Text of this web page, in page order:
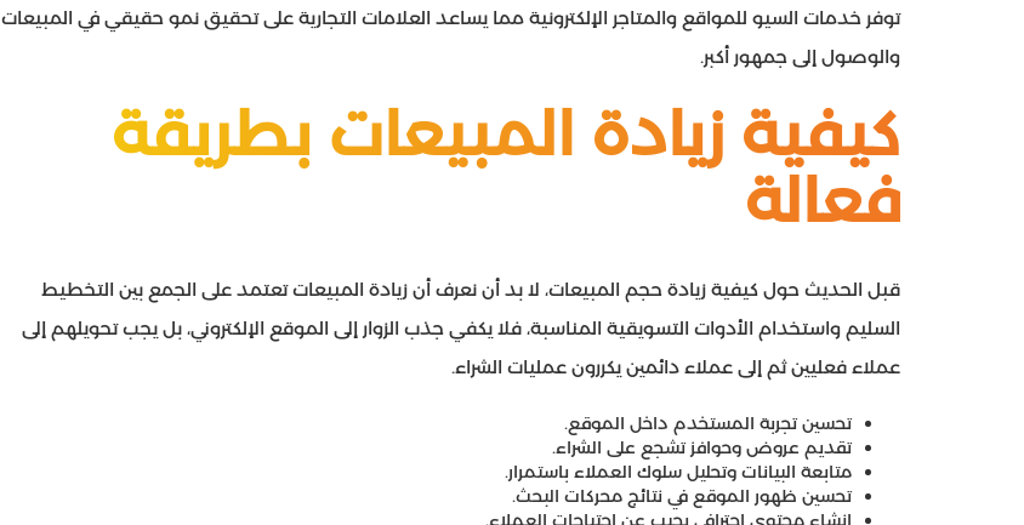
توفر خدمات السيو للمواقع والمتاجر الإلكترونية مما يساعد العلامات التجارية على تحقيق نمو حقيقي في المبيعات
والوصول إلى جمهور أكبر.
كيفية زيادة المبيعات بطريقة
فعالة
قبل الحديث حول كيفية زيادة حجم المبيعات، لا بد أن نعرف أن زيادة المبيعات تعتمد على الجمع بين التخطيط
السليم واستخدام الأدوات التسويقية المناسبة، فلا يكفي جذب الزوار إلى الموقع الإلكتروني، بل يجب تحويلهم إلى
عملاء فعليين ثم إلى عملاء دائمين يكررون عمليات الشراء.
تحسين تجربة المستخدم داخل الموقع.
تقديم عروض وحوافز تشجع على الشراء.
متابعة البيانات وتحليل سلوك العملاء باستمرار.
تحسين ظهور الموقع في نتائج محركات البحث.
إنشاء محتوى احترافي يجيب عن احتياجات العملاء.